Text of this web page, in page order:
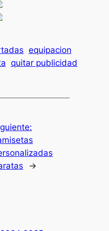
equipacion
quitar publicidad
→